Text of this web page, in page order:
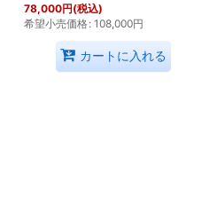
78,000円(税込)
希望小売価格: 108,000円
カートに入れる